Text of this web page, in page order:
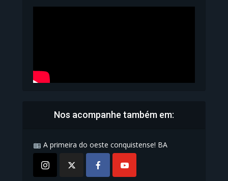
Nos acompanhe também em:
A primeira do oeste conquistense! BA